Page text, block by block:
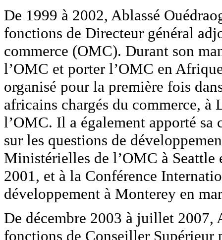
De 1999 à 2002, Ablassé
fonctions de Directeur général
commerce (OMC). Durant son
l’OMC et porter l’OMC en
organisé pour la première fois
africains chargés du commerce,
l’OMC. Il a également apporté
sur les questions de
Ministérielles de l’OMC à Seattle
2001, et à la Conférence
développement à Monterey en
De décembre 2003 à juillet 2007,
fonctions de Conseiller Supérieur